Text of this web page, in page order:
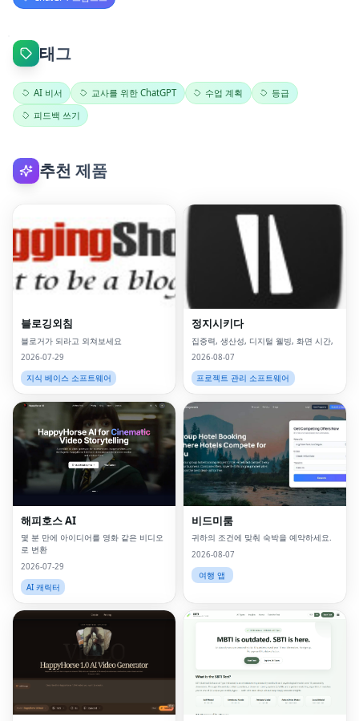
태그
AI 비서 교사를 위한 ChatGPT 수업 계획
등급
피드백 쓰기
추천 제품
블로깅외침
블로거가 되라고 외쳐보세요
2026-07-29
지식 베이스 소프트웨어
정지시키다
집중력, 생산성, 디지털 웰빙, 화면 시간,
2026-08-07
프로젝트 관리 소프트웨어
해피호스 AI
몇 분 만에 아이디어를 영화 같은 비디오
로 변환
2026-07-29
AI 캐릭터
비드미룸
귀하의 조건에 맞춰 숙박을 예약하세요.
2026-08-07
여행 앱